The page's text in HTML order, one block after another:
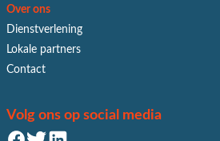
Over ons
Dienstverlening
Lokale partners
Contact
Volg ons op social media